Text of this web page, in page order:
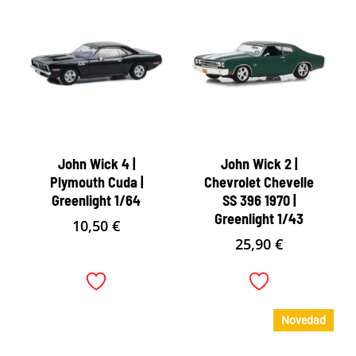
John Wick 4 |
Plymouth Cuda |
Greenlight 1/64
10,50€
John Wick 2 |
Chevrolet Chevelle
SS 396 1970 |
Greenlight 1/43
25,90 €
Novedad